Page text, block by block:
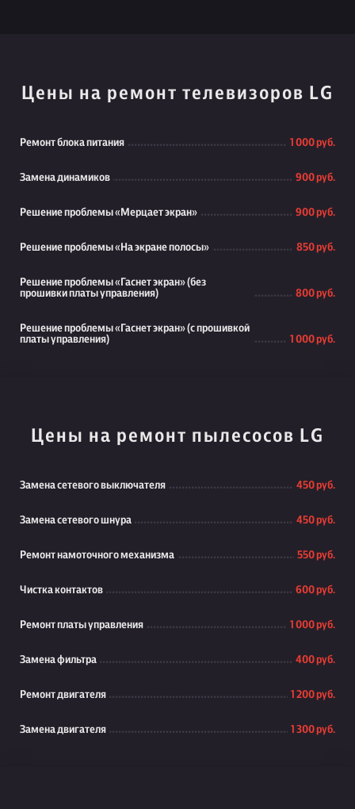
Цены на ремонт телевизоров LG
Ремонт блока питания 1 000 руб.
Замена динамиков 900 руб.
Решение проблемы «Мерцает экран» 900 руб.
Решение проблемы «На экране полосы» 850 руб.
Решение проблемы «Гаснет экран» (без
прошивки платы управления)
800 руб.
Решение проблемы «Гаснет экран» (с прошивкой
платы управления)
1 000 руб.
Цены на ремонт пылесосов LG
Замена сетевого выключателя 450 руб.
Замена сетевого шнура 450 руб.
Ремонт намоточного механизма 550 руб.
Чистка контактов 600 руб.
Ремонт платы управления 1 000 руб.
Замена фильтра 400 руб.
Ремонт двигателя 1 200 руб.
Замена двигателя 1 300 руб.